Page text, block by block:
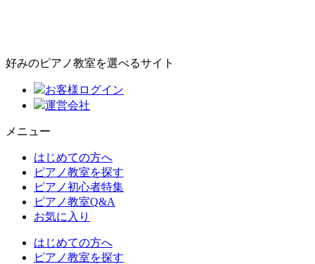
好みのピアノ教室を選べるサイト
お客様ログイン
運営会社
メニュー
はじめての方へ
ピアノ教室を探す
ピアノ初心者特集
ピアノ教室Q&A
お気に入り
はじめての方へ
ピアノ教室を探す